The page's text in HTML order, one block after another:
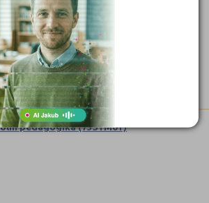
pedagogika (7531M01)